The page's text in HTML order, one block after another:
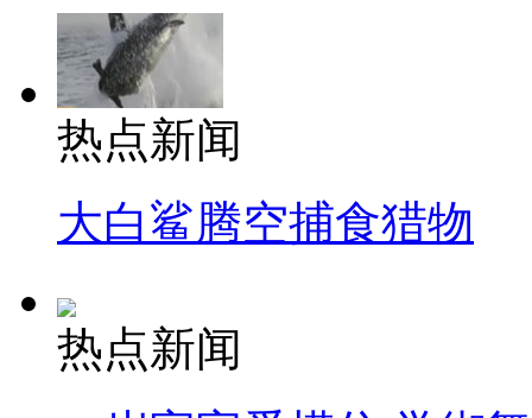
热点新闻
大白鲨腾空捕食猎物
热点新闻